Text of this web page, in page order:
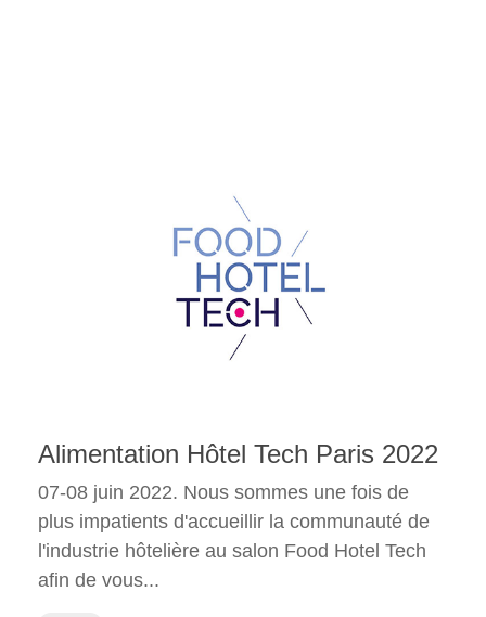
Alimentation Hôtel Tech Paris 2022
07-08 juin 2022. Nous sommes une fois de
plus impatients d'accueillir la communauté de
l'industrie hôtelière au salon Food Hotel Tech
afin de vous...